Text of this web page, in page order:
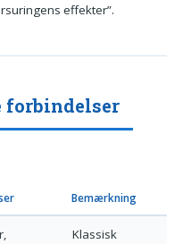
effekter”.
forbindelser
Bemærkning
Klassisk